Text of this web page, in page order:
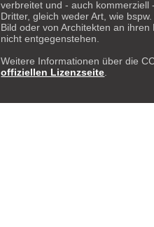
verbreitet und - auch
Dritter, gleich weder Art, wie
Bild oder von Architekten an
nicht entgegenstehen.
Weitere Informationen über die
offiziellen Lizenzseite